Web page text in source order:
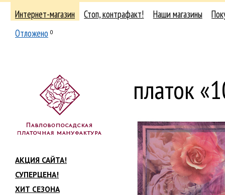
Интернет-магазин Стоп, контрафакт! Наши магазины
Отложено 0
АКЦИЯ САЙТА!
СУПЕРЦЕНА!
ХИТ СЕЗОНА
платок